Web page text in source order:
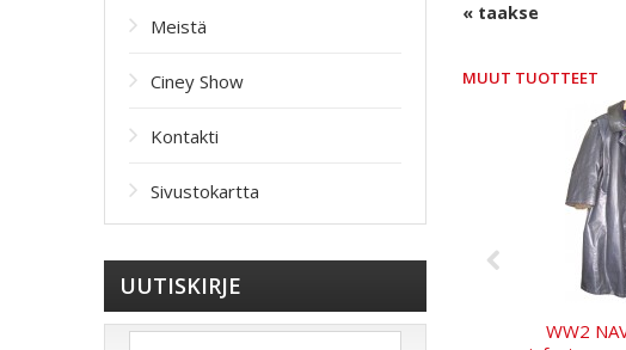
« taakse
MUUT TUOTTEET
WW2
Meistä
Ciney Show
Kontakti
Sivustokartta
UUTISKIRJE